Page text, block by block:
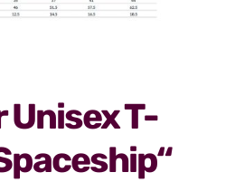
Unisex T-